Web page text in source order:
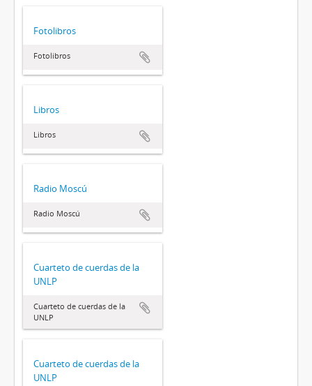
Fotolibros
Fotolibros
Libros
Libros
Radio Moscú
Radio Moscú
Cuarteto de cuerdas de la
UNLP
Cuarteto de cuerdas de la
UNLP
Cuarteto de cuerdas de la
UNLP